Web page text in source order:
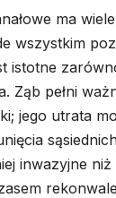
ma
wszystkim
istotne
Ząb pełni
jego utrata
inwazyjne